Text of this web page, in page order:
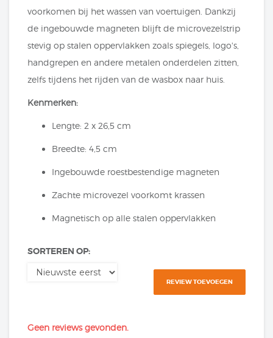
voorkomen bij het wassen van voertuigen. Dankzij
de ingebouwde magneten blijft de microvezelstrip
stevig op stalen oppervlakken zoals spiegels, logo's,
handgrepen en andere metalen onderdelen zitten,
zelfs tijdens het rijden van de wasbox naar huis.
Kenmerken:
Lengte: 2 x 26,5 cm
Breedte: 4,5 cm
Ingebouwde roestbestendige magneten
Zachte microvezel voorkomt krassen
Magnetisch op alle stalen oppervlakken
SORTEREN OP:
REVIEW TOEVOEGEN
Geen reviews gevonden.